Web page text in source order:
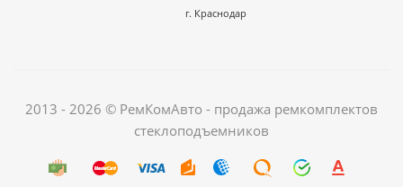
г. Краснодар
2013 - 2026 © РемКомАвто - продажа ремкомплектов
стеклоподъемников